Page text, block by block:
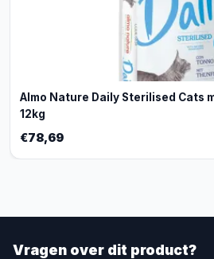
Almo Nature Daily Sterilised Cats
12kg
€78,69
Vragen over dit product?